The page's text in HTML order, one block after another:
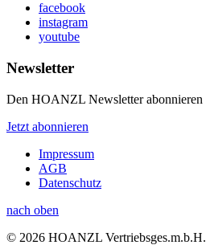
facebook
instagram
youtube
Newsletter
Den HOANZL Newsletter abonnieren
Jetzt abonnieren
Impressum
AGB
Datenschutz
nach oben
© 2026 HOANZL Vertriebsges.m.b.H.